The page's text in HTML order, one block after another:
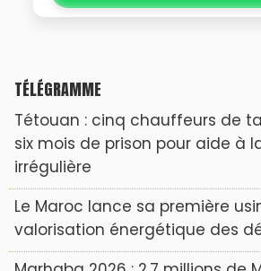
TÉLÉGRAMME
Tétouan : cinq chauffeurs de
six mois de prison pour aide à
irrégulière
Le Maroc lance sa première
valorisation énergétique des